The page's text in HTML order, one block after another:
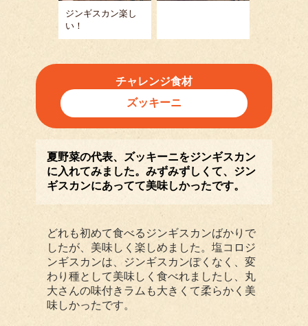
ジンギスカン楽し
い！
チャレンジ食材
ズッキーニ
夏野菜の代表、ズッキーニをジンギスカン
に入れてみました。みずみずしくて、ジン
ギスカンにあってて美味しかったです。
どれも初めて食べるジンギスカンばかりで
したが、美味しく楽しめました。塩コロジ
ンギスカンは、ジンギスカンぽくなく、変
わり種として美味しく食べれましたし、丸
大さんの味付きラムも大きくて柔らかく美
味しかったです。